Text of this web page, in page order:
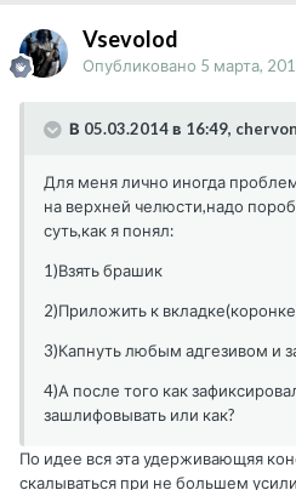
Vsevolod
Опубликовано 5 марта,
В 05.03.2014 в 16:49,
Для меня лично иногда
на верхней челюсти,надо
суть,как я понял:
1)Взять брашик
2)Приложить к
3)Капнуть любым адгезивом и
4)А после того как
зашлифовывать или как?
По идее вся эта удерживающяя
скалываться при не большем